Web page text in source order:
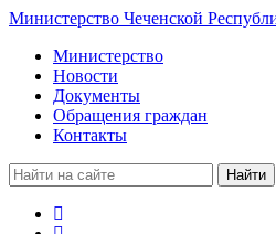
Министерство Чеченской
Министерство
Новости
Документы
Обращения граждан
Контакты
Найти